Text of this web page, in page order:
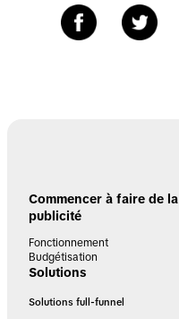
Commencer à faire de la
publicité
Fonctionnement
Budgétisation
Solutions
Solutions full-funnel